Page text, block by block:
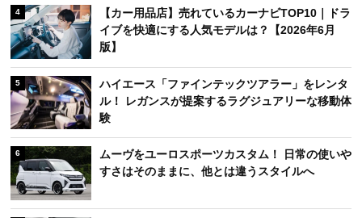
4
【カー用品店】売れているカーナビTOP10｜ドラ
イブを快適にする人気モデルは？【2026年6月
版】
5
ハイエース「ファインテックツアラー」をレンタ
ル！ レガンスが提案するラグジュアリーな移動体
験
6
ムーヴをユーロスポーツカスタム！ 日常の使いや
すさはそのままに、他とは違うスタイルへ